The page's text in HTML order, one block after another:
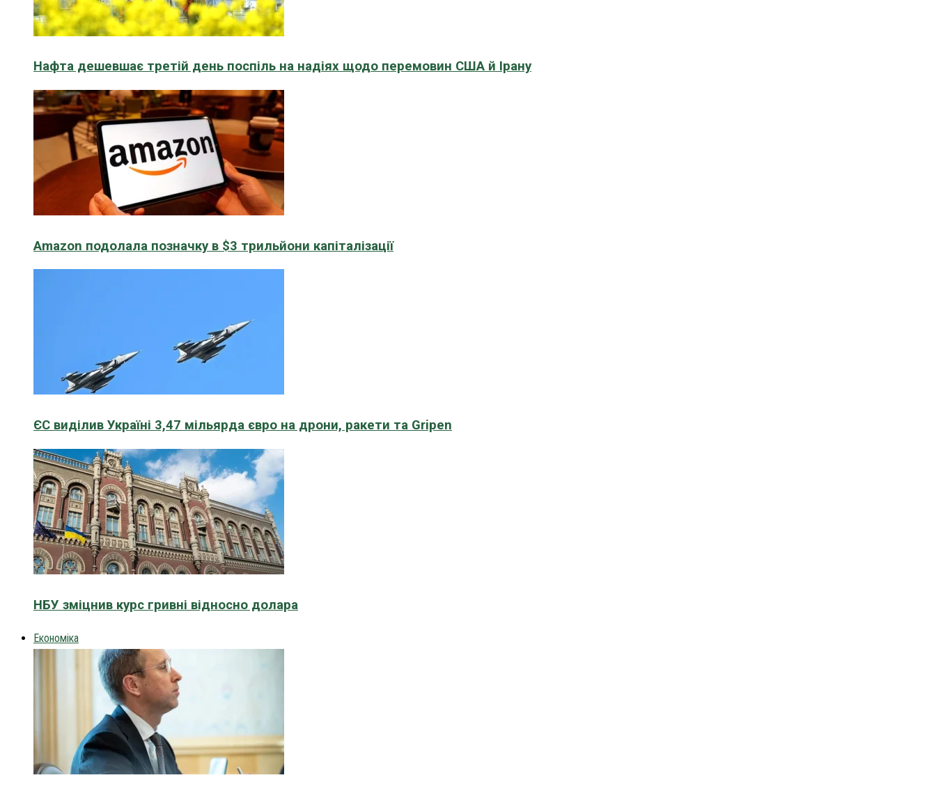
Нафта дешевшає третій день поспіль на надіях щодо перемовин США й Ірану
Amazon подолала позначку в $3 трильйони капіталізації
ЄС виділив Україні 3,47 мільярда євро на дрони, ракети та Gripen
НБУ зміцнив курс гривні відносно долара
Економіка